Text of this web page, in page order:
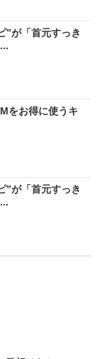
”が「首元すっき
をお得に使うキ
”が「首元すっき